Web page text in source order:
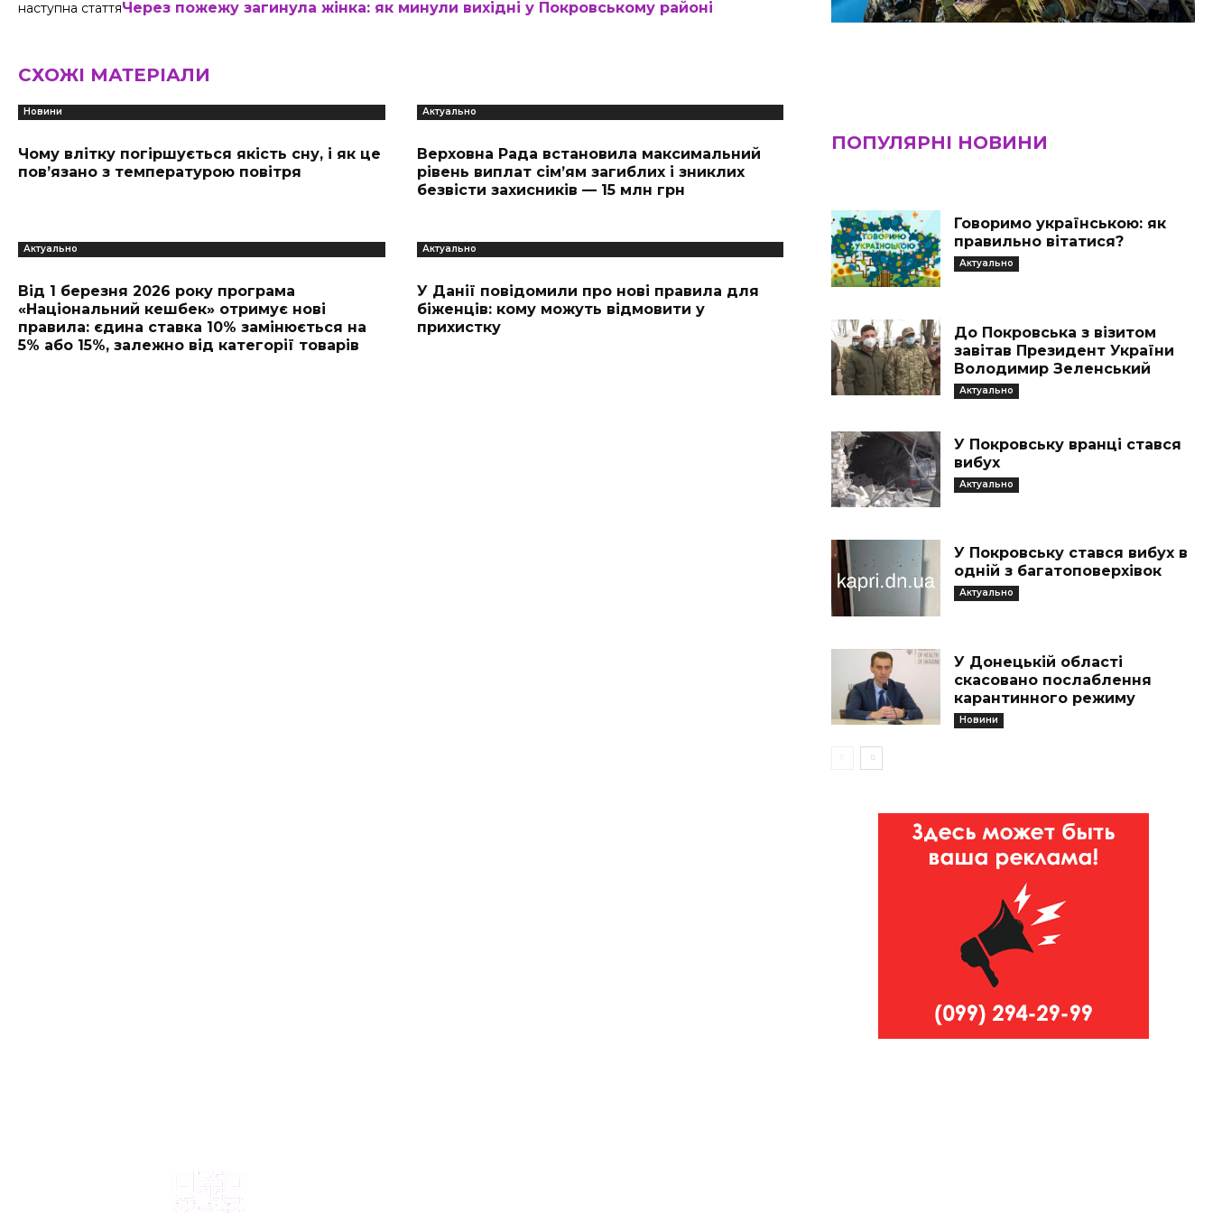
наступна статтяЧерез пожежу загинула жінка: як минули вихідні у Покровському районі
СХОЖІ МАТЕРІАЛИ
Новини
Чому влітку погіршується якість сну, і як це
пов’язано з температурою повітря
Актуально
Верховна Рада встановила максимальний
рівень виплат сім’ям загиблих і зниклих
безвісти захисників — 15 млн грн
Актуально
Від 1 березня 2026 року програма
«Національний кешбек» отримує нові
правила: єдина ставка 10% замінюється на
5% або 15%, залежно від категорії товарів
Актуально
У Данії повідомили про нові правила для
біженців: кому можуть відмовити у
прихистку
ПОПУЛЯРНІ НОВИНИ
Говоримо українською: як
правильно вітатися?
Актуально
До Покровська з візитом
завітав Президент України
Володимир Зеленський
Актуально
У Покровську вранці стався
вибух
Актуально
У Покровську стався вибух в
одній з багатоповерхівок
Актуально
У Донецькій області
скасовано послаблення
карантинного режиму
Новини